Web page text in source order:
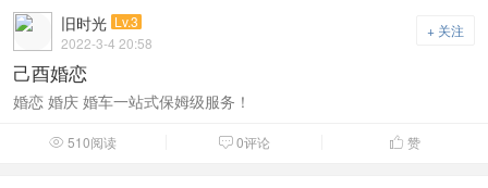
+ 关注
旧时光 Lv.3
2022-3-4 20:58
己酉婚恋
婚恋 婚庆 婚车一站式保姆级服务！
 510阅读  0评论  赞